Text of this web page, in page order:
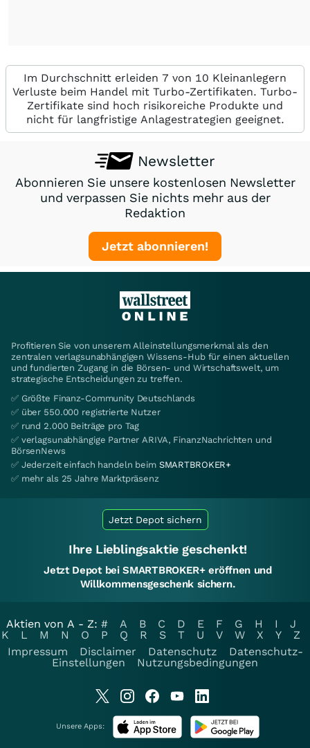
Im Durchschnitt erleiden 7 von 10 Kleinanlegern
Verluste beim Handel mit Turbo-Zertifikaten. Turbo-
Zertifikate sind hoch risikoreiche Produkte und
nicht für langfristige Anlagestrategien geeignet.
Newsletter
Abonnieren Sie unsere kostenlosen Newsletter
und verpassen Sie nichts mehr aus der
Redaktion
Jetzt abonnieren!
Profitieren Sie von unserem Alleinstellungsmerkmal als den
zentralen verlagsunabhängigen Wissens-Hub für einen aktuellen
und fundierten Zugang in die Börsen- und Wirtschaftswelt, um
strategische Entscheidungen zu treffen.
✅ Größte Finanz-Community Deutschlands
✅ über 550.000 registrierte Nutzer
✅ rund 2.000 Beiträge pro Tag
✅ verlagsunabhängige Partner ARIVA, FinanzNachrichten und
BörsenNews
✅ Jederzeit einfach handeln beim SMARTBROKER+
✅ mehr als 25 Jahre Marktpräsenz
Jetzt Depot sichern
Ihre Lieblingsaktie geschenkt!
Jetzt Depot bei SMARTBROKER+ eröffnen und
Willkommensgeschenk sichern.
Aktien von A - Z: # A B C D E F G H I
J
K
L M N O P Q R S T U V W X Y
Z
Impressum
Disclaimer Datenschutz
Datenschutz-
Einstellungen
Nutzungsbedingungen
Unsere Apps: